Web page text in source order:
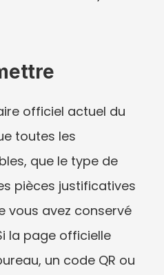
officiel actuel du
toutes les
que le type de
pièces justificatives
vous avez conservé
la page officielle
un code QR ou